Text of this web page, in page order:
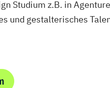
Studium z.B. in
und gestalterisches